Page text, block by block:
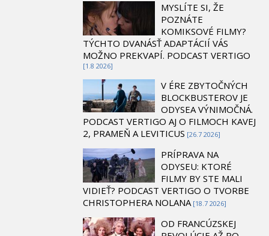
MYSLÍTE SI, ŽE
POZNÁTE
KOMIKSOVÉ FILMY?
TÝCHTO DVANÁSŤ ADAPTÁCIÍ VÁS
MOŽNO PREKVAPÍ. PODCAST VERTIGO
[1.8 2026]
V ÉRE ZBYTOČNÝCH
BLOCKBUSTEROV JE
ODYSEA VÝNIMOČNÁ.
PODCAST VERTIGO AJ O FILMOCH KAVEJ
2, PRAMEŇ A LEVITICUS [26.7 2026]
PRÍPRAVA NA
ODYSEU: KTORÉ
FILMY BY STE MALI
VIDIEŤ? PODCAST VERTIGO O TVORBE
CHRISTOPHERA NOLANA [18.7 2026]
OD FRANCÚZSKEJ